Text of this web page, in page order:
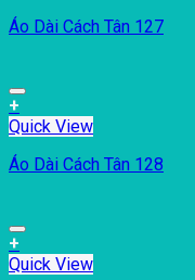
Áo Dài Cách Tân 127
+
Quick View
Áo Dài Cách Tân 128
+
Quick View